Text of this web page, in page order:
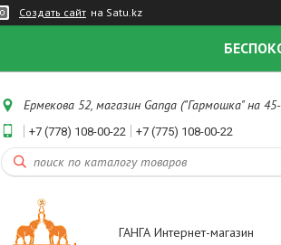
Создать сайт на Satu.kz
Ермекова 52, магазин Ganga ("Гармошка" на
+7 (778) 108-00-22 +7 (775) 108-00-22
ГАНГА Интернет-магазин